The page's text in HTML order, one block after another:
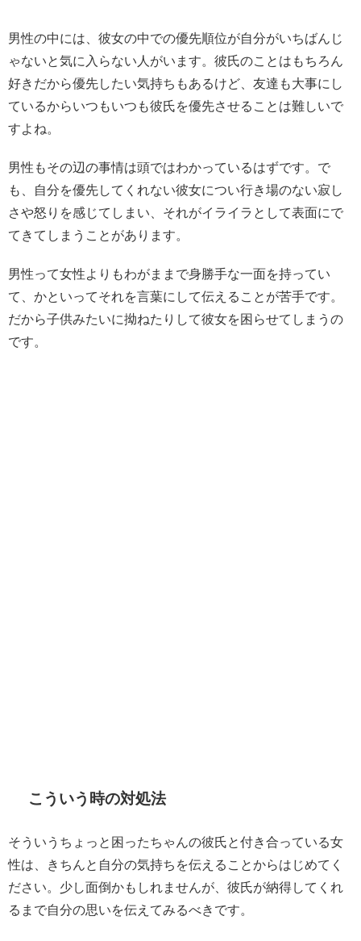
男性の中には、彼女の中での優先順位が自分がいちばんじ
ゃないと気に入らない人がいます。彼氏のことはもちろん
好きだから優先したい気持ちもあるけど、友達も大事にし
ているからいつもいつも彼氏を優先させることは難しいで
すよね。
男性もその辺の事情は頭ではわかっているはずです。で
も、自分を優先してくれない彼女につい行き場のない寂し
さや怒りを感じてしまい、それがイライラとして表面にで
てきてしまうことがあります。
男性って女性よりもわがままで身勝手な一面を持ってい
て、かといってそれを言葉にして伝えることが苦手です。
だから子供みたいに拗ねたりして彼女を困らせてしまうの
です。
こういう時の対処法
そういうちょっと困ったちゃんの彼氏と付き合っている女
性は、きちんと自分の気持ちを伝えることからはじめてく
ださい。少し面倒かもしれませんが、彼氏が納得してくれ
るまで自分の思いを伝えてみるべきです。